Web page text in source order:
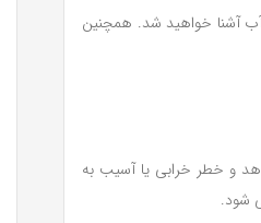
آب آشنا خواهید شد. همچنین
و خطر خرابی یا آسیب به
شود.